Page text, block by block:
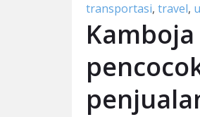
transportasi, travel,